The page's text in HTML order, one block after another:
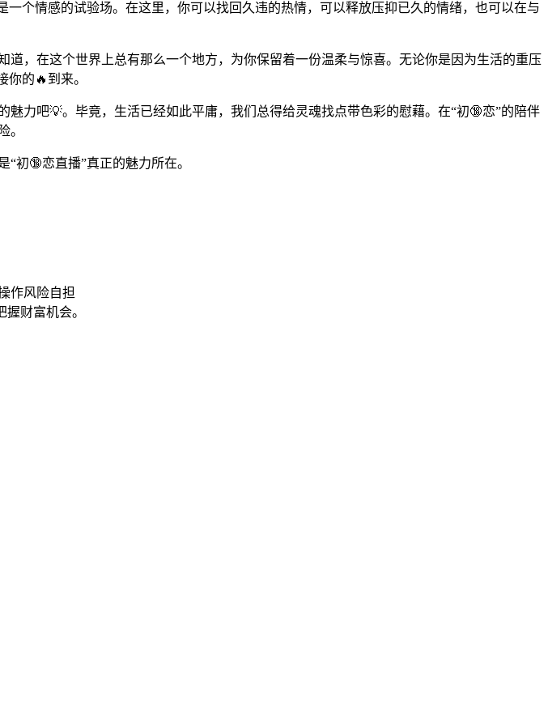
个情感的试验场。在这里，你可以找回久违的热情，可以释放压抑已久的情绪，也可以在与
，在这个世界上总有那么一个地方，为你保留着一份温柔与惊喜。无论你是因为生活的重压
的🔥到来。
力吧💡。毕竟，生活已经如此平庸，我们总得给灵魂找点带色彩的慰藉。在“初🔞恋”的陪伴
。
初🔞恋直播”真正的魅力所在。
作风险自担
财富机会。